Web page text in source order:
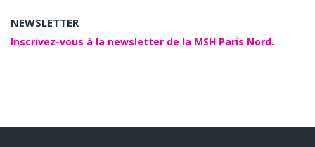
NEWSLETTER
Inscrivez-vous à la newsletter de la MSH Paris Nord.